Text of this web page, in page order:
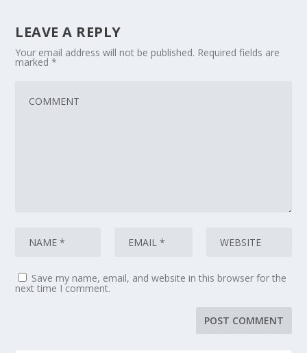
LEAVE A REPLY
Your email address will not be published. Required fields are
marked*
Save my name, email, and website in this browser for the
next time I comment.